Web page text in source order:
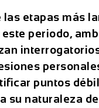
etapas más
periodo,
puntos
su naturaleza